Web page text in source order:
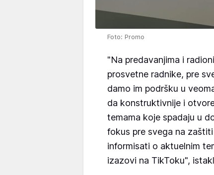
Foto: Promo
"Na predavanjima i
prosvetne radnike, pre
damo im podršku u
da konstruktivnije i
temama koje spadaju u
fokus pre svega na
informisati o aktuelnim
izazovi na TikToku",